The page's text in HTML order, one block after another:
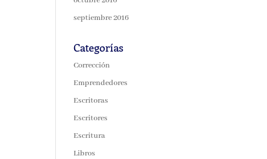
septiembre 2016
Categorías
Corrección
Emprendedores
Escritoras
Escritores
Escritura
Libros